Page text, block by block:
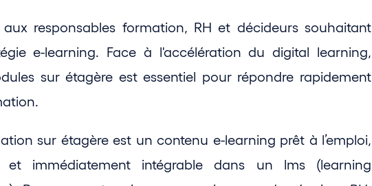
aux responsables formation, RH et décideurs souhaitant
e-learning. Face à l'accélération du digital learning,
sur étagère est essentiel pour répondre rapidement
sur étagère est un contenu e-learning prêt à l’emploi,
et immédiatement intégrable dans un lms (learning